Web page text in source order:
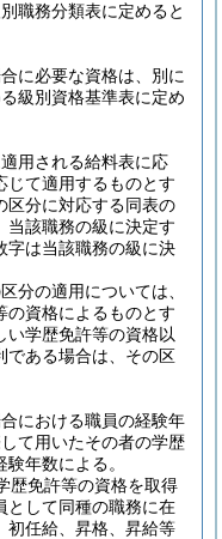
職務分類表に定めると
に必要な資格は、別に
級別資格基準表に定め
用される給料表に応
じて適用するものとす
区分に対応する同表の
当該職務の級に決定す
字は当該職務の級に決
分の適用については、
の資格によるものとす
い学歴免許等の資格以
である場合は、その区
における職員の経験年
て用いたその者の学歴
年数による。
歴免許等の資格を取得
として同種の職務に在
初任給、昇格、昇給等